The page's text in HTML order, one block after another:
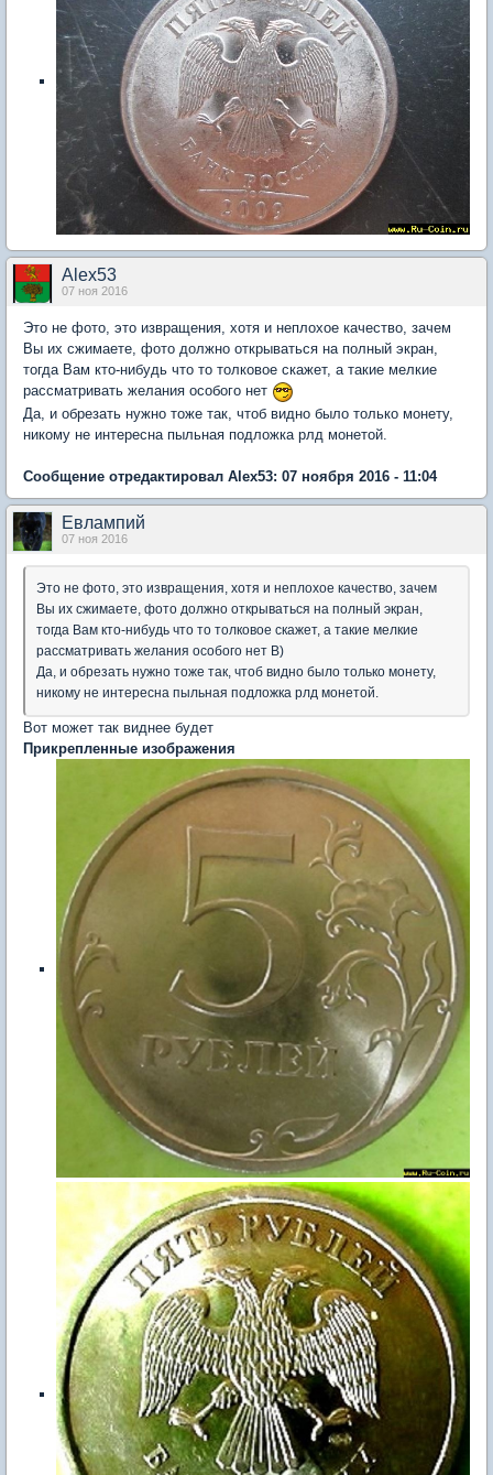
Alex53
07 ноя 2016
Это не фото, это извращения, хотя и неплохое качество, зачем
Вы их сжимаете, фото должно открываться на полный экран,
тогда Вам кто-нибудь что то толковое скажет, а такие мелкие
рассматривать желания особого нет
Да, и обрезать нужно тоже так, чтоб видно было только монету,
никому не интересна пыльная подложка рлд монетой.
Сообщение отредактировал Alex53: 07 ноября 2016 - 11:04
Евлампий
07 ноя 2016
Это не фото, это извращения, хотя и неплохое качество, зачем
Вы их сжимаете, фото должно открываться на полный экран,
тогда Вам кто-нибудь что то толковое скажет, а такие мелкие
рассматривать желания особого нет B)
Да, и обрезать нужно тоже так, чтоб видно было только монету,
никому не интересна пыльная подложка рлд монетой.
Вот может так виднее будет
Прикрепленные изображения